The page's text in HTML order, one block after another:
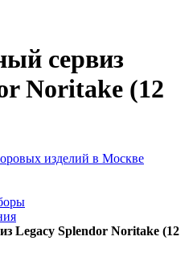
сервиз
Noritake (12
изделий в Москве
Legacy Splendor Noritake (12